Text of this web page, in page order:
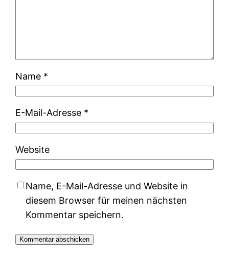
Name *
E-Mail-Adresse *
Website
Name, E-Mail-Adresse und Website in
diesem Browser für meinen nächsten
Kommentar speichern.